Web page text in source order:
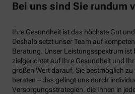
Bei uns sind Sie rundum
Ihre Gesundheit ist das höchste Gut
Deshalb setzt unser Team auf
Beratung. Unser Leistungsspektrum ist
zielgerichtet auf Ihre Gesundheit und
großen Wert darauf, Sie bestmöglich
beraten – das gelingt uns durch
Versorgungsstrategien, die Ihnen in